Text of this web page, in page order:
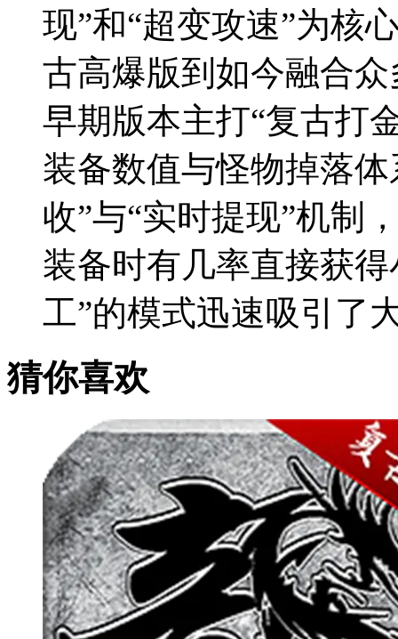
现”和“超变攻速”为核
古高爆版到如今融合
早期版本主打“复古打
装备数值与怪物掉落
收”与“实时提现”机制
装备时有几率直接获
工”的模式迅速吸引了
猜你喜欢